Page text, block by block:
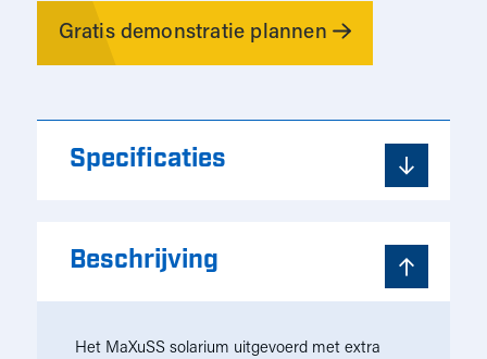
Gratis demonstratie plannen
Specificaties
Beschrijving
Het MaXuSS solarium uitgevoerd met extra